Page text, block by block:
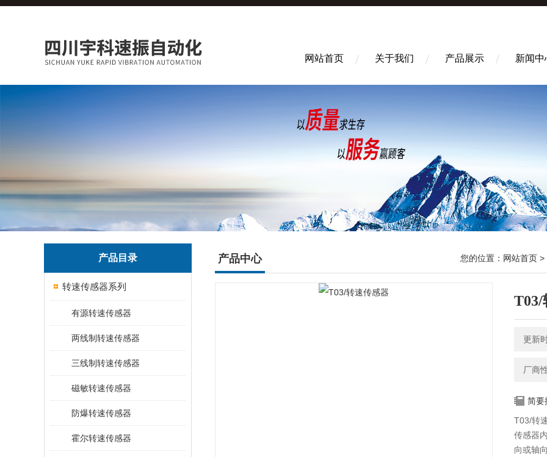
网站首页 关于我们 产品展示 新闻中
产品目录
转速传感器系列
有源转速传感器
两线制转速传感器
三线制转速传感器
磁敏转速传感器
防爆转速传感器
霍尔转速传感器
产品中心 您的位置： 网站首页 >
T03/
更新
厂商
简要
T03/转
传感器
向或轴